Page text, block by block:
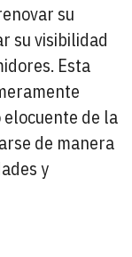
su
su visibilidad
Esta
de la
de manera
y